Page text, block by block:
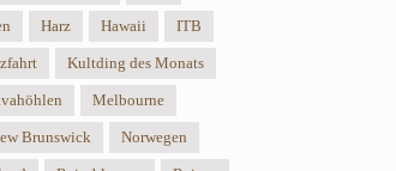
Harz Hawaii ITB
Kultding des Monats
Melbourne
Brunswick Norwegen